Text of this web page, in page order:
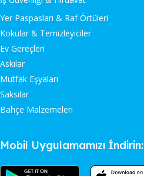
Yer Paspasları & Raf Örtüleri
Kokular & Temizleyiciler
Ev Gereçleri
Askılar
Mutfak Eşyaları
Saksılar
Bahçe Malzemeleri
Mobil Uygulamamızı İndirin: